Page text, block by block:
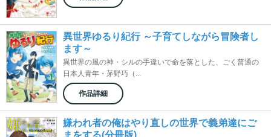
異世界ゆるり紀行 ～子育てしながら冒険者し
ます～
異世界の風の神・シルの手違いで命を落とした、ごく普通の
日本人青年・茅野巧（...
作品詳細
嫌われ者の俺はやり直しの世界で義弟達にご
まをする(分冊版)